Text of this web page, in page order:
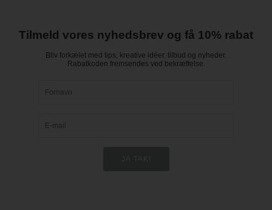
Tilmeld vores nyhedsbrev og få 10% rabat
Bliv forkælet med tips, kreative idéer, tilbud og nyheder.
Rabatkoden fremsendes ved bekræftelse.